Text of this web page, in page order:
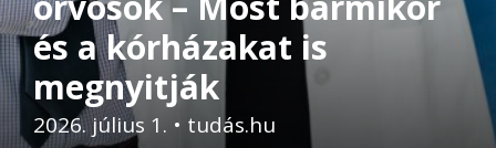
és a kórházakat is
megnyitják
2026. július 1. • tudás.hu